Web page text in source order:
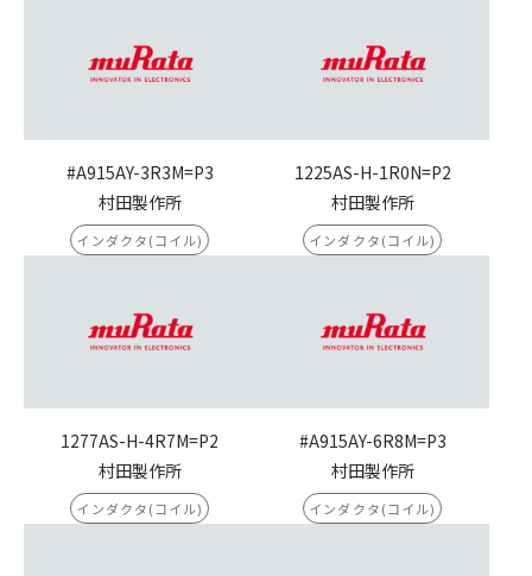
#A915AY-3R3M=P3
村田製作所
インダクタ(コイル)
1225AS-H-1R0N=P2
村田製作所
インダクタ(コイル)
1277AS-H-4R7M=P2
村田製作所
インダクタ(コイル)
#A915AY-6R8M=P3
村田製作所
インダクタ(コイル)